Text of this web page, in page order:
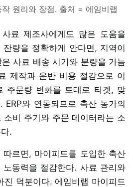
원리와 장점. 출처 = 에임비랩
료 제조사에게도 많은 도움을
량을 정확하게 안다면, 지역이
사료 배송 시기와 분량을 가늠
제작과 운반 비용 절감으로 이
주문량 변화를 토대로 타겟, 맞
ERP와 연동되므로 축산 농가의
소비 주기와 주문 데이터라는 소
.
르면, 마이피드를 도입한 축산
노동력을 절감한다. 사료 관리와
진 덕분이다. 에임비랩 마이피드